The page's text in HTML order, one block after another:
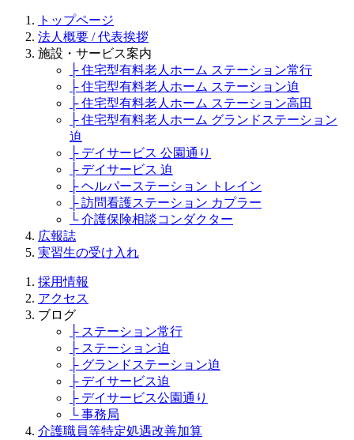
トップページ
法人概要 / 代表挨拶
施設・サービス案内
├ 住宅型有料老人ホーム ステーション常行
├ 住宅型有料老人ホーム ステーション迫
├ 住宅型有料老人ホーム ステーション高田
├ 住宅型有料老人ホーム グランドステーション
迫
├ デイサービス 公園通り
├ デイサービス 迫
├ ヘルパーステーション トレイン
├ 訪問看護ステーション カプラー
└ 介護保険相談コンダクター
広報誌
実習生の受け入れ
採用情報
アクセス
ブログ
├ ステーション常行
├ ステーション迫
├ グランドステーション迫
├ デイサービス迫
├ デイサービス公園通り
└ 事務局
介護職員等特定処遇改善加算